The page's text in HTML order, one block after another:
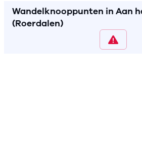
Wandelknooppunten in Aan
(Roerdalen)